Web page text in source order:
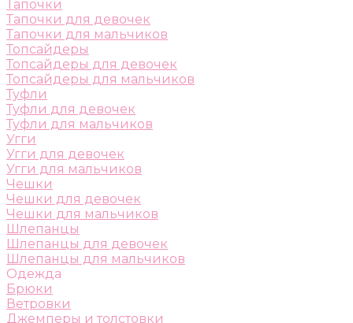
Тапочки
Тапочки для девочек
Тапочки для мальчиков
Топсайдеры
Топсайдеры для девочек
Топсайдеры для мальчиков
Туфли
Туфли для девочек
Туфли для мальчиков
Угги
Угги для девочек
Угги для мальчиков
Чешки
Чешки для девочек
Чешки для мальчиков
Шлепанцы
Шлепанцы для девочек
Шлепанцы для мальчиков
Одежда
Брюки
Ветровки
Джемперы и толстовки